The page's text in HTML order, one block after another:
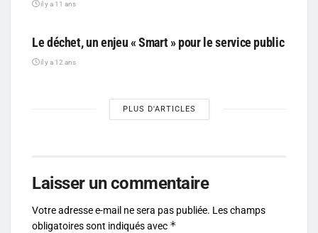
il y a 11 ans
Le déchet, un enjeu « Smart » pour le service public
il y a 12 ans
PLUS D'ARTICLES
Laisser un commentaire
Votre adresse e-mail ne sera pas publiée. Les champs
obligatoires sont indiqués avec *